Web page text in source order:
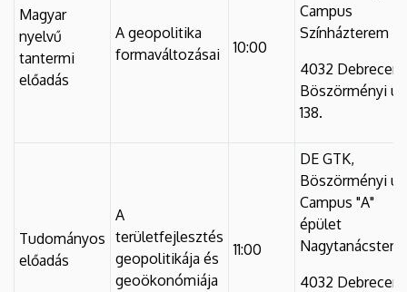
Magyar
nyelvű
tantermi
előadás
A geopolitika
formaváltozásai
10:00
Campus
Színházterem
4032 Debrecen,
Böszörményi út
138.
Tudományos
előadás
A
területfejlesztés
geopolitikája és
geoökonómiája
11:00
DE GTK,
Böszörményi úti
Campus "A"
épület
4032 Debrecen,